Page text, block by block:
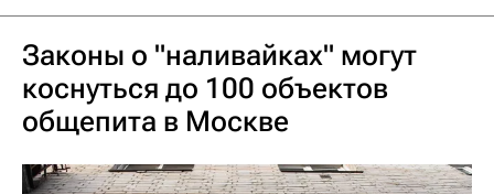
Законы о "наливайках" могут
коснуться до 100 объектов
общепита в Москве